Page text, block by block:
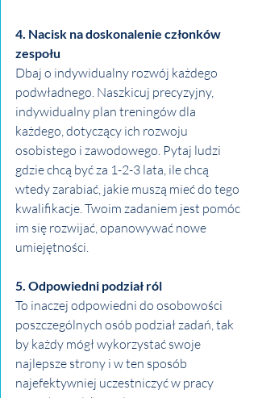
4. Nacisk na doskonalenie członków
zespołu
Dbaj o indywidualny rozwój każdego
podwładnego. Naszkicuj precyzyjny,
indywidualny plan treningów dla
każdego, dotyczący ich rozwoju
osobistego i zawodowego. Pytaj ludzi
gdzie chcą być za 1-2-3 lata, ile chcą
wtedy zarabiać, jakie muszą mieć do tego
kwalifikacje. Twoim zadaniem jest pomóc
im się rozwijać, opanowywać nowe
umiejętności.
5. Odpowiedni podział ról
To inaczej odpowiedni do osobowości
poszczególnych osób podział zadań, tak
by każdy mógł wykorzystać swoje
najlepsze strony i w ten sposób
najefektywniej uczestniczyć w pracy